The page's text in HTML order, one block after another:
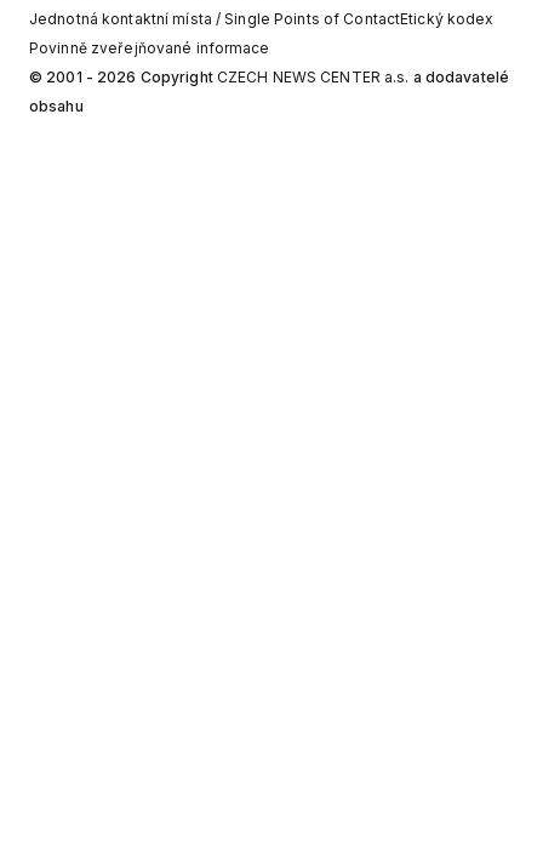
Jednotná kontaktní místa / Single Points of ContactEtický kodex
Povinně zveřejňované informace
© 2001 - 2026 Copyright CZECH NEWS CENTER a.s. a dodavatelé
obsahu